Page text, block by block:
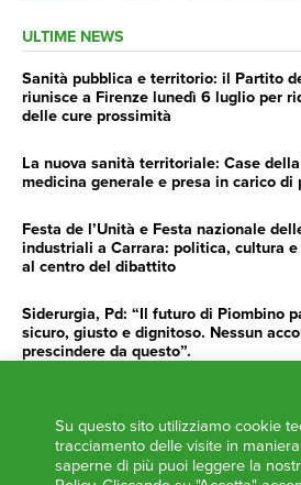
ULTIME NEWS
Sanità pubblica e territorio: il Partito
riunisce a Firenze lunedì 6 luglio per
delle cure prossimità
La nuova sanità territoriale: Case
medicina generale e presa in carico di
Festa de l’Unità e Festa nazionale
industriali a Carrara: politica, cultura
al centro del dibattito
Siderurgia, Pd: “Il futuro di Piombino
sicuro, giusto e dignitoso. Nessun
prescindere da questo”.
impegno e determinazione delle
AGENDA
Su questo sito utilizziamo cookie
tracciamento delle visite in
saperne di più puoi leggere la